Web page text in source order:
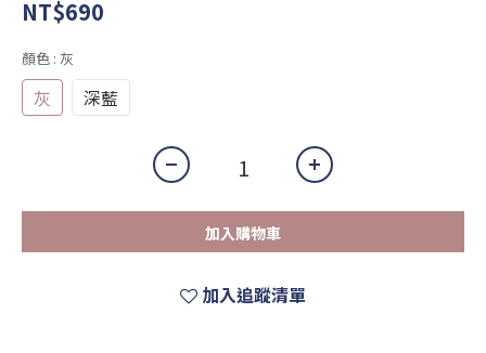
NT$690
顏色 : 灰
灰 深藍
加入購物車
加入追蹤清單